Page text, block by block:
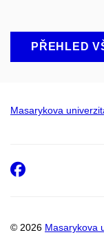
PŘEHLED
Masarykova
© 2026 Masarykova